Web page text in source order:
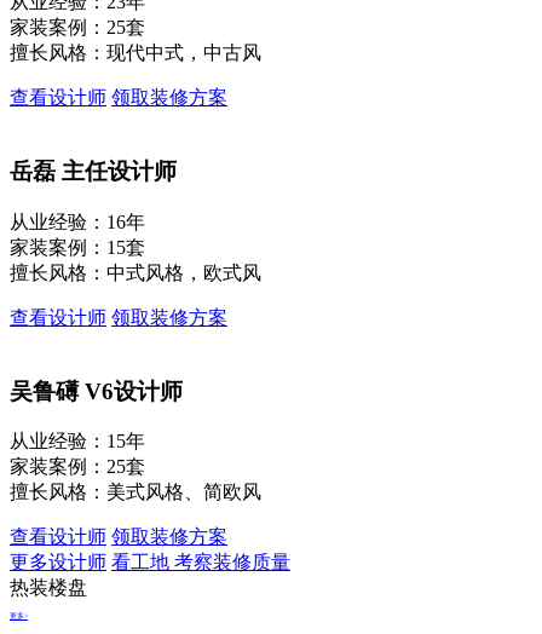
家装案例：25套
擅长风格：现代中式，中古风
查看设计师 领取装修方案
岳磊 主任设计师
从业经验：16年
家装案例：15套
擅长风格：中式风格，欧式风
查看设计师 领取装修方案
吴鲁礡V6设计师
从业经验：15年
家装案例：25套
擅长风格：美式风格、简欧风
查看设计师 领取装修方案
更多设计师 看工地 考察装修质量
热装楼盘
更多>